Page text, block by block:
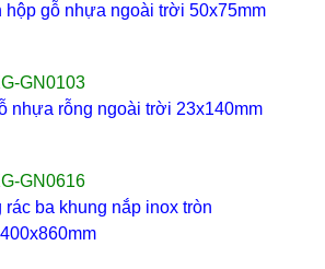
hộp gỗ nhựa ngoài trời 50x75mm
GN0103
nhựa rỗng ngoài trời 23x140mm
GN0616
rác ba khung nắp inox tròn